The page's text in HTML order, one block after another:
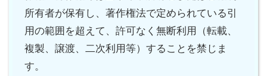
所有者が保有し、著作権法で定められている引
用の範囲を超えて、許可なく無断利用（転載、
複製、譲渡、二次利用等）することを禁じま
す。